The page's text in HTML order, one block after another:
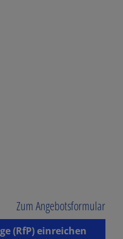
Zum Angebotsformular
(RfP) einreichen